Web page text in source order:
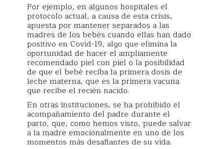
Por ejemplo, en algunos hospitales el
protocolo actual, a causa de esta crisis,
apuesta por mantener separados a las
madres de los bebés cuando ellas han dado
positivo en Covid-19, algo que elimina la
oportunidad de hacer el ampliamente
recomendado piel con piel o la posibilidad
de que el bebé reciba la primera dosis de
leche materna, que es la primera vacuna
que recibe el recién nacido.
En otras instituciones, se ha prohibido el
acompañamiento del padre durante el
parto, que, como hemos visto, puede salvar
a la madre emocionalmente en uno de los
momentos más desafiantes de su vida.